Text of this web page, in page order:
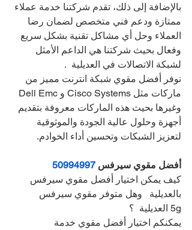
بالإضافة إلى ذلك، تقدم شركتنا خدمة عملاء
ممتازة ودعم فني متخصص لضمان رضا
العملاء وحل أي مشاكل تقنية بشكل سريع
وفعال بحيث شركتنا هي الداعم الأمثل
لشبكة الاتصالات في العديلية  .
نوفر أفضل مقوي شبكة انترنت مميز من
وغيرها بحيث هذه الماركات معروفة بتقديم
أجهزة وحلول عالية الجودة والموثوقية
لتعزيز الشبكات وتحسين أداء الخوادم.
أفضل مقوي سيرفس 50994997
كيف يمكن اختيار أفضل مقوي سيرفس
بالعديلية   وهل متوفر مقوي سيرفس
5g العديلية  ؟
يمكنكم اختيار أفضل مقوي خدمة